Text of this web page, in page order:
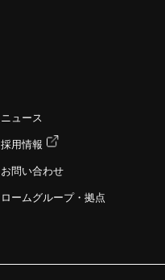
ニュース
採用情報
お問い合わせ
ロームグループ・拠点